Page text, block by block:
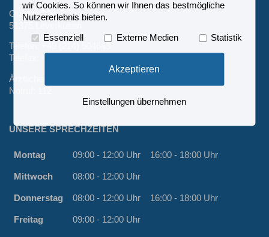
Oulustr. 20
51375 Leverkusen
Telefon:
Telefax: +49 (214) 504618
Ärztlicher Bereitschaftsdienst:
Notruf:
UNSERE SPRECHZEITEN
Montag 09:00 - 12:00 Uhr 16:00 - 18:00 Uhr
Mittwoch 08:00 - 12:00 Uhr
Donnerstag 08:00 - 12:00 Uhr 16:00 - 18:00 Uhr
Freitag 09:00 - 12:00 Uhr
wir Cookies. So können wir Ihnen das bestmögliche
Nutzererlebnis bieten.
Essenziell Externe Medien Statistik
Akzeptieren
Einstellungen übernehmen